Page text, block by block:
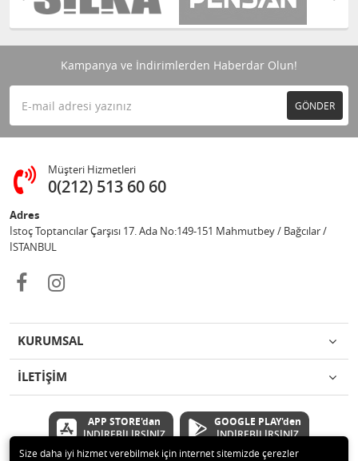
Kampanya ve İndirimlerden Haberdar Olun!
GÖNDER
Müşteri Hizmetleri
0(212) 513 60 60
Adres
İstoç Toptancılar Çarşısı 17. Ada No:149-151 Mahmutbey / Bağcılar /
İSTANBUL
KURUMSAL
İLETİŞİM
APP STORE'dan
İNDİREBİLİRSİNİZ
GOOGLE PLAY'den
İNDİREBİLİRSİNİZ
Size daha iyi hizmet verebilmek için internet sitemizde çerezler